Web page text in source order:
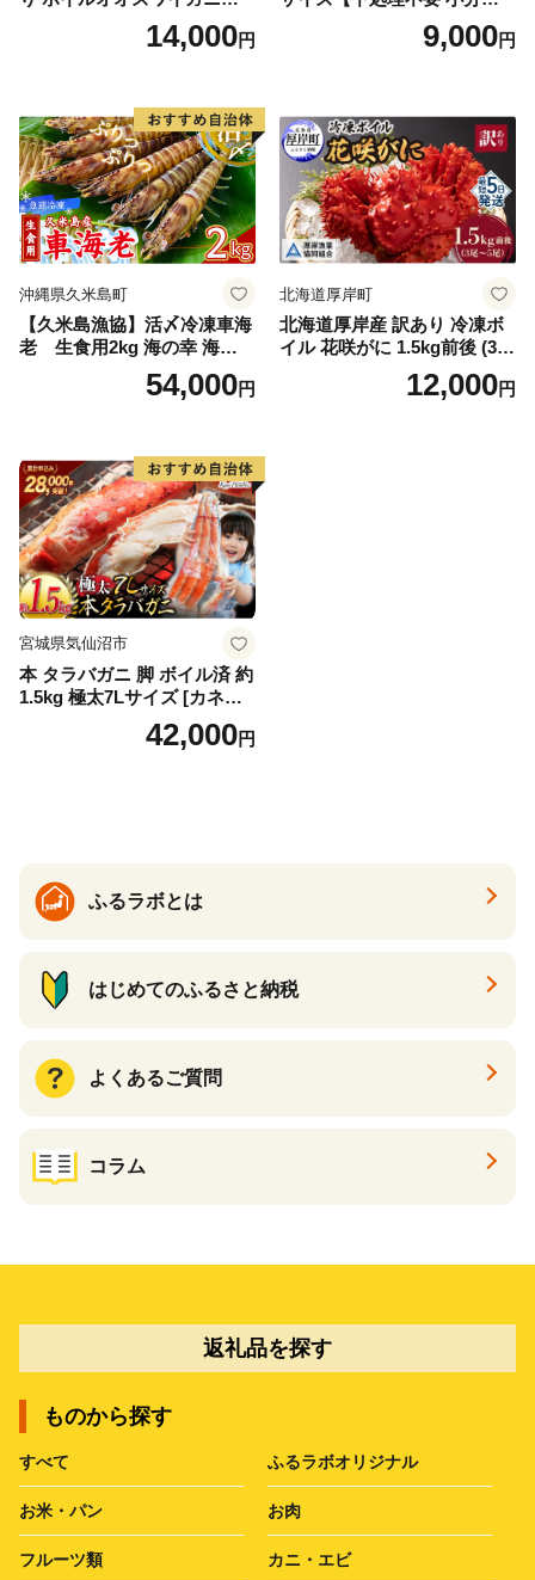
kg《1kg(４尾～５尾)×2》【e
r002-051-a】 / ふるさと納税
イル済み 冷凍 カニ 蟹 かに
カニ味噌 甲羅 お得 格安 小ぶ
り 解凍 カニ鍋 甲羅焼き 海鮮
返礼品 特産品 新鮮 濃厚 旨み
簡単調理 家庭用 ギフト グル
メ
14,000円
50g×2P 訳あり サイズ不揃い
バナメイエビ バラ凍結】
9,000円
沖縄県久米島町
【久米島漁協】活〆冷凍車海
老 生食用2kg 海の幸 海鮮
車えび クルマエビ 高級食材
生食 刺身 鮮度抜群 プリプリ
り物 お歳暮 お中元
54,000円
北海道厚岸町
北海道厚岸産 訳あり 冷凍ボ
イル 花咲がに 1.5kg前後 (3尾
～5尾入) 蟹 花咲ガニ 魚介類
魚介 [№5863-1090]12,000円
宮城県気仙沼市
本 タラバガニ 脚 ボイル済 約
1.5kg 極太7Lサイズ [カネダ
イ 宮城県 気仙沼市 2056432
6] カニ かに 蟹 たらばがに た
42,000円
ふるラボとは
はじめてのふるさと納税
よくあるご質問
コラム
返礼品を探す
ものから探す
すべて ふるラボオリジナル
お米・パン お肉
フルーツ類 カニ・エビ